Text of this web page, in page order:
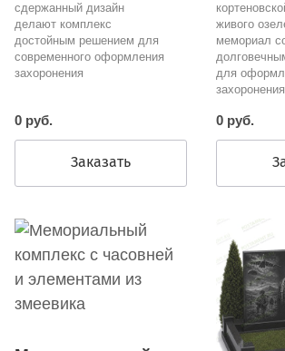
сдержанный дизайн
делают комплекс
достойным решением для
современного оформления
захоронения
0 руб.
Заказать
живого
мемориал
для
0 руб.